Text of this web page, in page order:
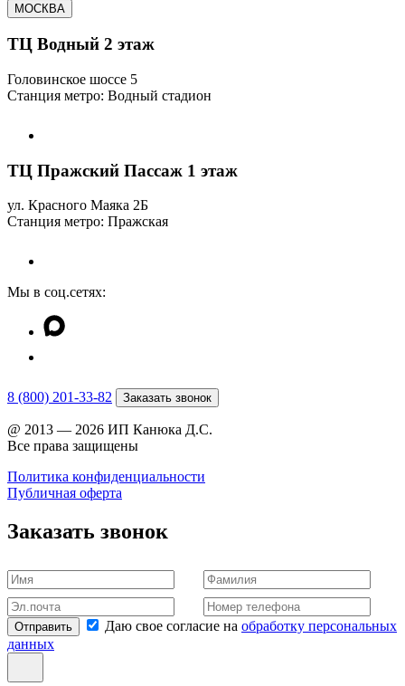
МОСКВА
ТЦ Водный 2 этаж
Головинское шоссе 5
Станция метро: Водный стадион
ТЦ Пражский Пассаж 1 этаж
ул. Красного Маяка 2Б
Станция метро: Пражская
Мы в соц.сетях:
8 (800) 201-33-82 Заказать звонок
@ 2013 — 2026 ИП Канюка Д.С.
Все права защищены
Политика конфиденциальности
Публичная оферта
Заказать звонок
Отправить Даю свое согласие на обработку персональных
данных